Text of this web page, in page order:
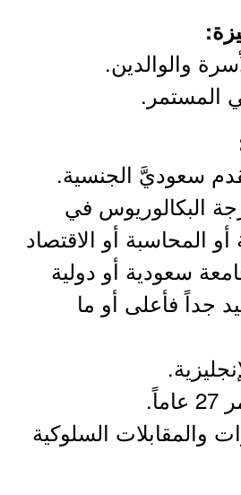
البكالوريوس في
المحاسبة أو الاقتصاد
سعودية أو دولية
جداً فأعلى أو ما
والمقابلات السلوكية